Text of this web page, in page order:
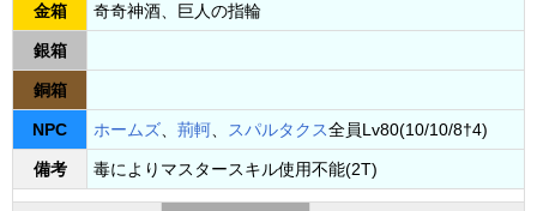
金箱 奇奇神酒、巨人の指輪
銀箱
銅箱
NPC ホームズ 荊軻 スパルタクス全員Lv80(10/10/8†4)
備考 毒によりマスタースキル使用不能(2T)